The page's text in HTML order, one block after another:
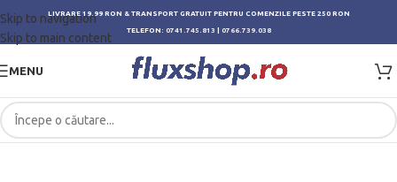
Skip to navigation
Skip to main content
LIVRARE 19.99 RON & TRANSPORT GRATUIT PENTRU COMENZILE PESTE 250 RON
TELEFON: 0741.745.813 0766.739.038
MENU